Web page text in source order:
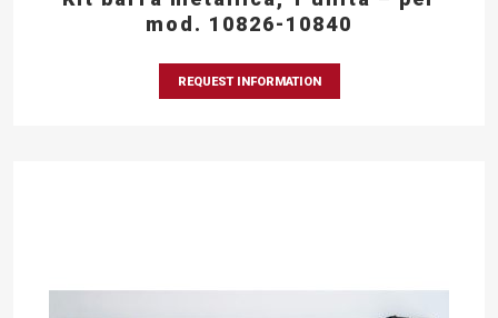
mod. 10826-10840
REQUEST INFORMATION